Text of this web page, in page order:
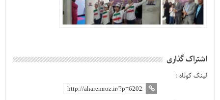
اشتراک گذاری
لینک کوتاه :